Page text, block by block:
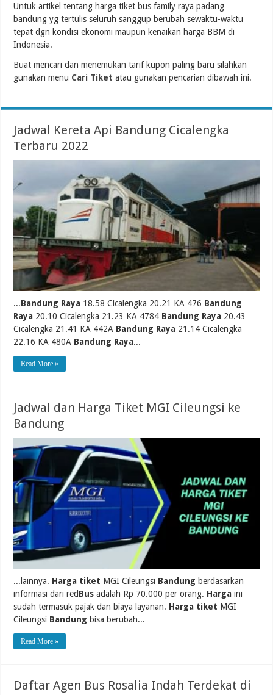
Untuk artikel tentang harga tiket bus family raya padang
bandung yg tertulis seluruh sanggup berubah sewaktu-waktu
tepat dgn kondisi ekonomi maupun kenaikan harga BBM di
Indonesia.
Buat mencari dan menemukan tarif kupon paling baru silahkan
gunakan menu Cari Tiket atau gunakan pencarian dibawah ini.
Jadwal Kereta Api Bandung Cicalengka
Terbaru 2022
...Bandung Raya 18.58 Cicalengka 20.21 KA 476 Bandung
Raya 20.10 Cicalengka 21.23 KA 4784 Bandung Raya 20.43
Cicalengka 21.41 KA 442A Bandung Raya 21.14 Cicalengka
22.16 KA 480A Bandung Raya...
Read More »
Jadwal dan Harga Tiket MGI Cileungsi ke
Bandung
...lainnya. Harga tiket MGI Cileungsi Bandung berdasarkan
informasi dari redBus adalah Rp 70.000 per orang. Harga ini
sudah termasuk pajak dan biaya layanan. Harga tiket MGI
Cileungsi Bandung bisa berubah...
Read More »
Daftar Agen Bus Rosalia Indah Terdekat di